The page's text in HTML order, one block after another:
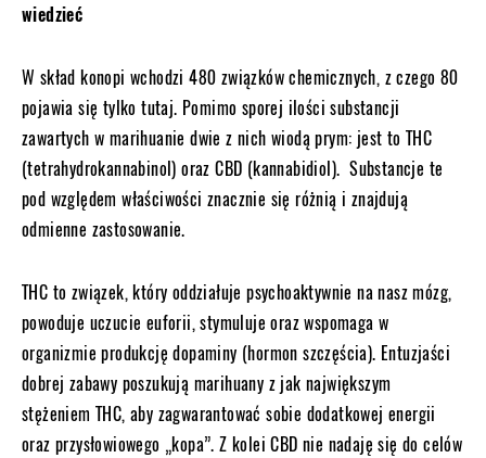
wiedzieć
W skład konopi wchodzi 480 związków chemicznych, z czego 80
pojawia się tylko tutaj. Pomimo sporej ilości substancji
zawartych w marihuanie dwie z nich wiodą prym: jest to THC
(tetrahydrokannabinol) oraz CBD (kannabidiol). Substancje te
pod względem właściwości znacznie się różnią i znajdują
odmienne zastosowanie.
THC to związek, który oddziałuje psychoaktywnie na nasz mózg,
powoduje uczucie euforii, stymuluje oraz wspomaga w
organizmie produkcję dopaminy (hormon szczęścia). Entuzjaści
dobrej zabawy poszukują marihuany z jak największym
stężeniem THC, aby zagwarantować sobie dodatkowej energii
oraz przysłowiowego „kopa”. Z kolei CBD nie nadaję się do celów